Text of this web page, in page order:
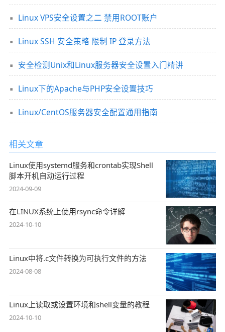
Linux VPS安全设置之二 禁用ROOT账户
Linux SSH 安全策略 限制 IP 登录方法
安全检测Unix和Linux服务器安全设置入门精讲
Linux下的Apache与PHP安全设置技巧
Linux/CentOS服务器安全配置通用指南
相关文章
Linux使用systemd服务和crontab实现Shell
脚本开机自动运行过程
2024-09-09
在LINUX系统上使用rsync命令详解
2024-10-10
Linux中将.c文件转换为可执行文件的方法
2024-08-08
Linux上读取或设置环境和shell变量的教程
2024-10-10